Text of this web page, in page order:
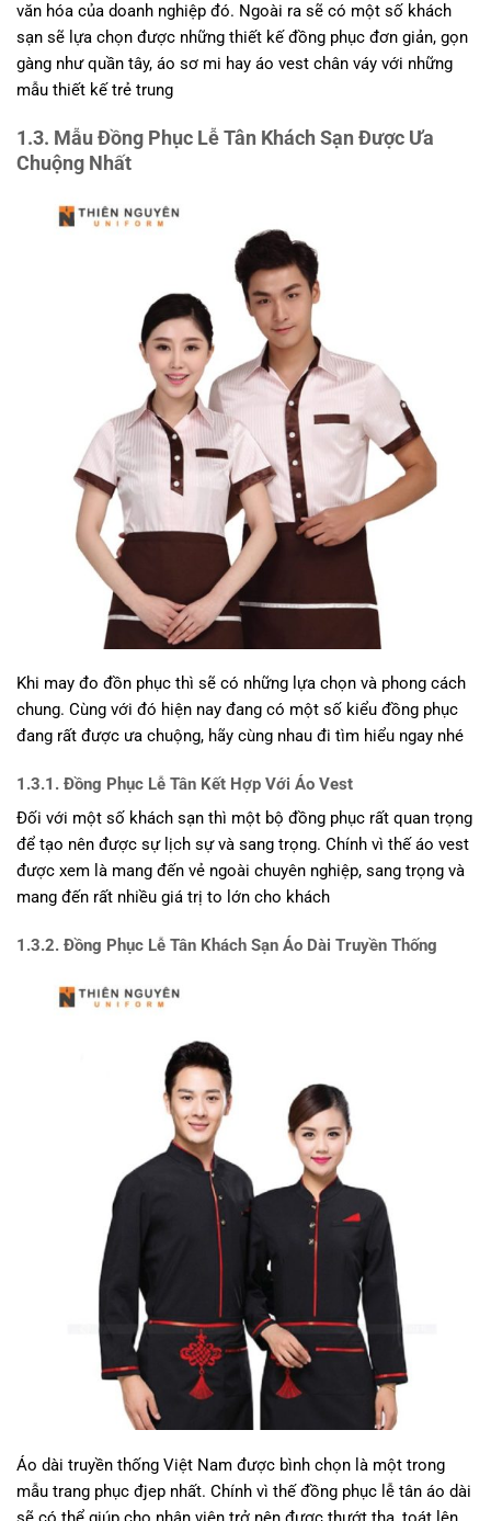
văn hóa của doanh nghiệp đó. Ngoài ra sẽ có một số khách
sạn sẽ lựa chọn được những thiết kế đồng phục đơn giản, gọn
gàng như quần tây, áo sơ mi hay áo vest chân váy với những
mẫu thiết kế trẻ trung
1.3. Mẫu Đồng Phục Lễ Tân Khách Sạn Được Ưa
Chuộng Nhất
Khi may đo đồn phục thì sẽ có những lựa chọn và phong cách
chung. Cùng với đó hiện nay đang có một số kiểu đồng phục
đang rất được ưa chuộng, hãy cùng nhau đi tìm hiểu ngay nhé
1.3.1. Đồng Phục Lễ Tân Kết Hợp Với Áo Vest
Đối với một số khách sạn thì một bộ đồng phục rất quan trọng
để tạo nên được sự lịch sự và sang trọng. Chính vì thế áo vest
được xem là mang đến vẻ ngoài chuyên nghiệp, sang trọng và
mang đến rất nhiều giá trị to lớn cho khách
1.3.2. Đồng Phục Lễ Tân Khách Sạn Áo Dài Truyền Thống
Áo dài truyền thống Việt Nam được bình chọn là một trong
mẫu trang phục đjep nhất. Chính vì thế đồng phục lễ tân áo dài